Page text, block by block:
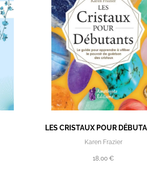
LES CRISTAUX POUR
Karen Frazier
18,00 €